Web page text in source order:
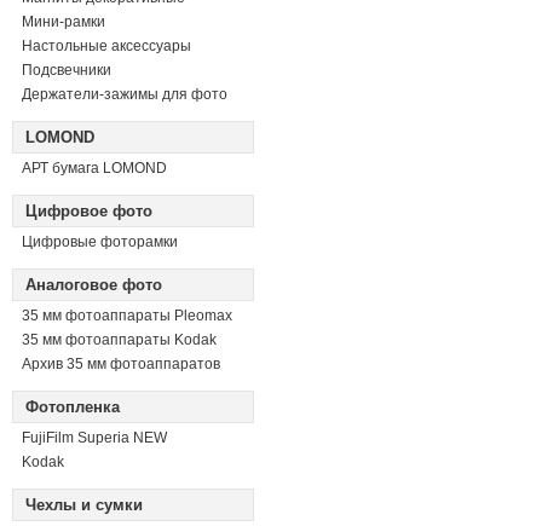
Мини-рамки
Настольные аксессуары
Подсвечники
Держатели-зажимы для фото
LOMOND
АРТ бумага LOMOND
Цифровое фото
Цифровые фоторамки
Аналоговое фото
35 мм фотоаппараты Pleomax
35 мм фотоаппараты Kodak
Архив 35 мм фотоаппаратов
Фотопленка
FujiFilm Superia NEW
Kodak
Чехлы и сумки